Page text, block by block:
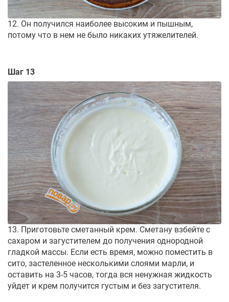
12. Он получился наиболее высоким и пышным,
потому что в нем не было никаких утяжелителей.
Шаг 13
13. Приготовьте сметанный крем. Сметану взбейте с
сахаром и загустителем до получения однородной
гладкой массы. Если есть время, можно поместить в
сито, застеленное несколькими слоями марли, и
оставить на 3-5 часов, тогда вся ненужная жидкость
уйдет и крем получится густым и без загустителя.